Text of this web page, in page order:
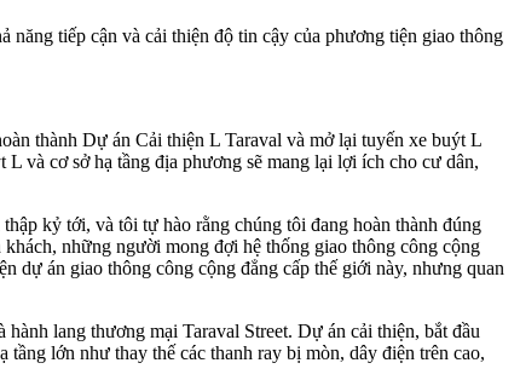
năng tiếp cận và cải thiện độ tin cậy của phương tiện giao thông
thành Dự án Cải thiện L Taraval và mở lại tuyến xe buýt L
và cơ sở hạ tầng địa phương sẽ mang lại lợi ích cho cư dân,
kỷ tới, và tôi tự hào rằng chúng tôi đang hoàn thành đúng
những người mong đợi hệ thống giao thông công cộng
dự án giao thông công cộng đẳng cấp thế giới này, nhưng quan
lang thương mại Taraval Street. Dự án cải thiện, bắt đầu
lớn như thay thế các thanh ray bị mòn, dây điện trên cao,